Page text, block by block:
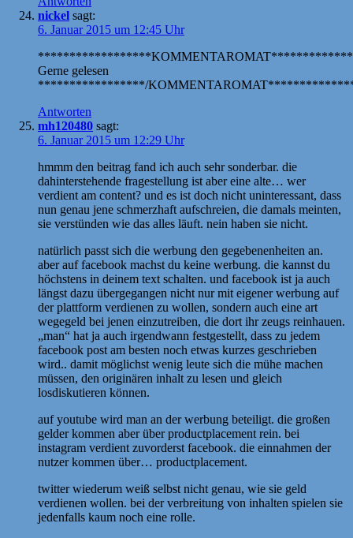
nickel sagt:
6. Januar 2015 um 12:45 Uhr
Gerne gelesen
*****************/
Antworten
mh120480 sagt:
6. Januar 2015 um 12:29 Uhr
hmmm den beitrag fand ich auch sehr sonderbar. die
dahinterstehende fragestellung ist aber eine alte… wer
verdient am content? und es ist doch nicht uninteressant, dass
nun genau jene schmerzhaft aufschreien, die damals meinten,
sie verstünden wie das alles läuft. nein haben sie nicht.
natürlich passt sich die werbung den gegebenenheiten an.
aber auf facebook machst du keine werbung. die kannst du
höchstens in deinem text schalten. und facebook ist ja auch
längst dazu übergegangen nicht nur mit eigener werbung auf
der plattform verdienen zu wollen, sondern auch eine art
wegegeld bei jenen einzutreiben, die dort ihr zeugs reinhauen.
„man“ hat ja auch irgendwann festgestellt, dass zu jedem
facebook post am besten noch etwas kurzes geschrieben
wird.. damit möglichst wenig leute sich die mühe machen
müssen, den originären inhalt zu lesen und gleich
losdiskutieren können.
auf youtube wird man an der werbung beteiligt. die großen
gelder kommen aber über productplacement rein. bei
instagram verdient zuvorderst facebook. die einnahmen der
nutzer kommen über… productplacement.
twitter wiederum weiß selbst nicht genau, wie sie geld
verdienen wollen. bei der verbreitung von inhalten spielen sie
jedenfalls kaum noch eine rolle.